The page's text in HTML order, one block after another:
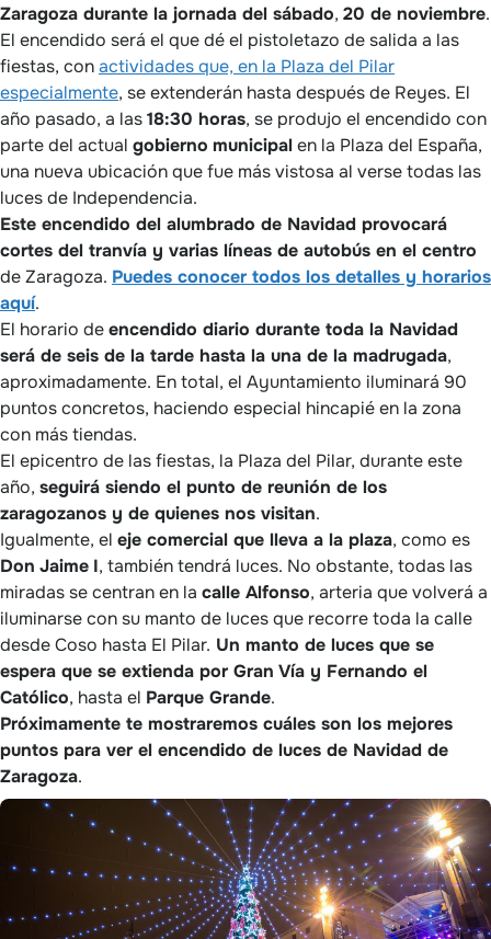
Zaragoza durante la jornada del sábado, 20 de noviembre.
El encendido será el que dé el pistoletazo de salida a las
fiestas, conactividades que, en la Plaza del Pilar
especialmente, se extenderán hasta después de Reyes. El
año pasado, a las18:30 horas, se produjo el encendido con
parte del actual gobierno municipalen la Plaza del España,
una nueva ubicación que fue más vistosa al verse todas las
luces de Independencia.
Este encendido del alumbrado de Navidad provocará
cortes del tranvía y varias líneas de autobús en el centro
de Zaragoza. Puedes conocer todos los detalles y horarios
aquí.
El horario deencendido diario durante toda la Navidad
será de seis de la tarde hasta la una de la madrugada,
aproximadamente. En total, el Ayuntamiento iluminará 90
puntos concretos, haciendo especial hincapié en la zona
con más tiendas.
El epicentro de las fiestas, la Plaza del Pilar, durante este
año, seguirá siendo el punto de reunión de los
zaragozanos y de quienes nos visitan.
Igualmente, el eje comercial que lleva a la plaza, como es
Don Jaime I, también tendrá luces. No obstante, todas las
miradas se centran en la calle Alfonso, arteria que volverá a
iluminarse con su manto de luces que recorre toda la calle
desde Coso hasta El Pilar. Un manto de luces que se
espera que se extienda por Gran Vía y Fernando el
Católico, hasta el Parque Grande.
Próximamente te mostraremos cuáles son los mejores
puntos para ver el encendido de luces de Navidad de
Zaragoza.